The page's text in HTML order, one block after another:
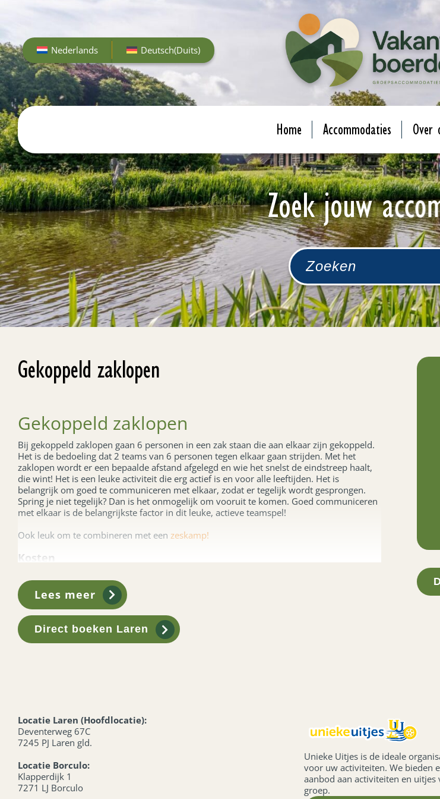
Nederlands Deutsch(Duits)
Home Accommodaties Over
Zoek jouw
Gekoppeld zaklopen
Gekoppeld zaklopen
Bij gekoppeld zaklopen gaan 6 personen in een zak staan die aan elkaar zijn gekoppeld.
Het is de bedoeling dat 2 teams van 6 personen tegen elkaar gaan strijden. Met het
zaklopen wordt er een bepaalde afstand afgelegd en wie het snelst de eindstreep haalt,
die wint! Het is een leuke activiteit die erg actief is en voor alle leeftijden. Het is
belangrijk om goed te communiceren met elkaar, zodat er tegelijk wordt gesprongen.
Spring je niet tegelijk? Dan is het onmogelijk om vooruit te komen. Goed communiceren
met elkaar is de belangrijkste factor in dit leuke, actieve teamspel!
Ook leuk om te combineren met een zeskamp!
Kosten
1 set is voor 6 personen
2 sets beschikbaar
Bijzonderheden:
Makkelijk te vervoeren
Geschikt voor alle leeftijden
Lees meer
Direct boeken Laren
Locatie Laren (Hoofdlocatie):
Deventerweg 67C
7245 PJ Laren gld.
Locatie Borculo:
Klapperdijk 1
7271 LJ Borculo
Unieke Uitjes is de ideale
voor uw activiteiten. We bieden
aanbod aan activiteiten en uitjes
groep.